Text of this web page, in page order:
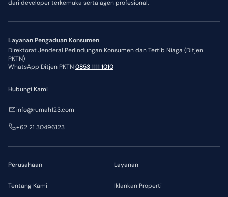
dari developer terkemuka serta agen profesional.
Layanan Pengaduan Konsumen
Direktorat Jenderal Perlindungan Konsumen dan Tertib Niaga (Ditjen
PKTN)
WhatsApp Ditjen PKTN0853 1111 1010
Perusahaan
Tentang Kami
Layanan
Iklankan Properti
Hubungi Kami
info@rumah123.com
+62 21 30496123